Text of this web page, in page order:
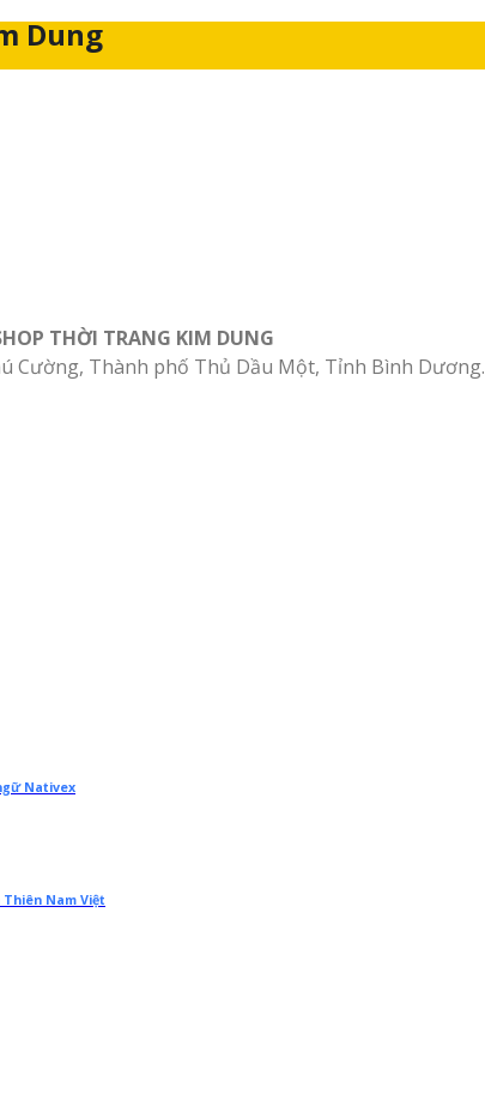
Dung
THỜI TRANG KIM DUNG
Cường, Thành phố Thủ Dầu Một, Tỉnh Bình Dương.
Nativex
Nam Việt